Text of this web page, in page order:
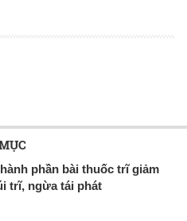
phần bài thuốc trĩ giảm
trĩ, ngừa tái phát